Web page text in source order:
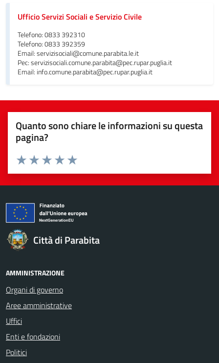
Ufficio Servizi Sociali e Servizio Civile
Telefono: 0833 392310
Telefono: 0833 392359
Email: servizisociali@comune.parabita.le.it
Pec: servizisociali.comune.parabita@pec.rupar.puglia.it
Email: info.comune.parabita@pec.rupar.puglia.it
Quanto sono chiare le informazioni su questa
pagina?
Valuta da 1 a 5 stelle la pagina
Valuta 5 stelle su 5
Valuta 4 stelle su 5
Valuta 3 stelle su 5
Valuta 2 stelle su 5
Valuta 1 stelle su 5
Città di Parabita
AMMINISTRAZIONE
Organi di governo
Aree amministrative
Uffici
Enti e fondazioni
Politici